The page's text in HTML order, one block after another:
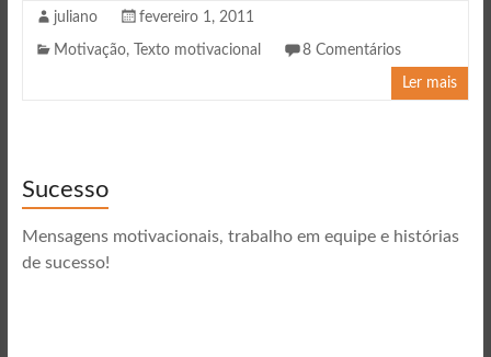
juliano fevereiro 1, 2011
Motivação, Texto motivacional 8 Comentários
Ler mais
Sucesso
Mensagens motivacionais, trabalho em equipe e histórias
de sucesso!